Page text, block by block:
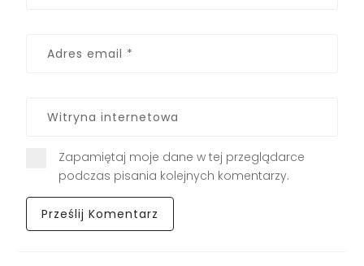
Zapamiętaj moje dane w tej przeglądarce
podczas pisania kolejnych komentarzy.